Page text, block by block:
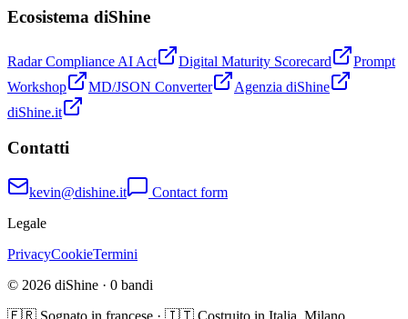
Ecosistema diShine
Radar Compliance AI Act Digital Maturity Scorecard
Prompt
Workshop
MD/JSON Converter
Agenzia diShine
diShine.it
Contatti
kevin@dishine.it
Contact form
Legale
PrivacyCookieTermini
© 2026 diShine · 0 bandi
🇫🇷 Sognato in francese · 🇮🇹 Costruito in Italia, Milano.